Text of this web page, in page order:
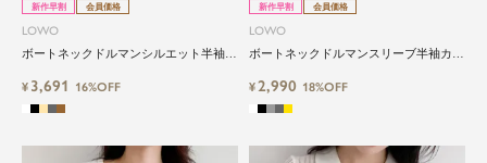
毎日のコーデに、ちょっとした変化を。いつもの
自分に、ちょっとした彩りを。
LOWOは、頑張りすぎないおしゃれを応援しま
す。
新作早割 会員価格
LOWO
ボートネックドルマンシルエット半袖カ
¥ 3,691 16%OFF
新作早割 会員価格
LOWO
ボートネックドルマンスリーブ半袖カッ
¥2,990 18%OFF